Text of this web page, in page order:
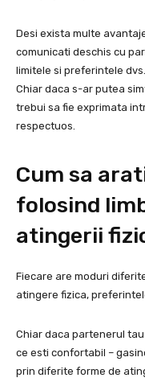
Desi exista multe
comunicati deschis cu
limitele si preferintele
Chiar daca s-ar putea
trebui sa fie exprimata
respectuos.
Cum sa
folosind
atingerii
Fiecare are moduri
atingere fizica,
Chiar daca partenerul
ce esti confortabil –
prin diferite forme de